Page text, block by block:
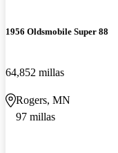
1956 Oldsmobile Super 88
64,852 millas
Rogers, MN
97 millas